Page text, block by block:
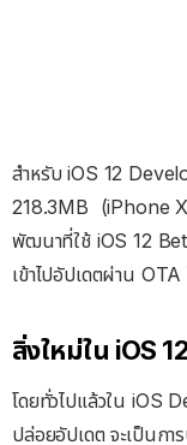
สำหรับ iOS 12
218.3MB (iPhone
พัฒนาที่ใช้ iOS 12
เข้าไปอัปเดตผ่าน OTA
สิ่งใหม่ใน iOS
โดยทั่วไปแล้วใน iOS
ปล่อยอัปเดต จะเป็นก